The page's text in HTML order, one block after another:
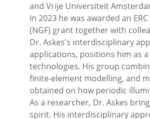
and Vrije Universiteit
In 2023 he was awarded an
(NGF) grant together with
Dr. Askes's interdisciplinary
applications, positions him as
technologies. His group
finite-element modelling, and
obtained on how periodic
As a researcher, Dr. Askes
spirit. His interdisciplinary